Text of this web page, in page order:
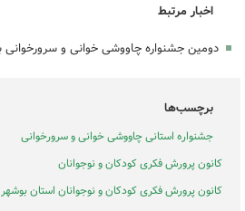
اخبار مرتبط
دومین جشنواره چاووشی خوانی و سرورخوانی
برچسب‌ها
جشنواره استانی چاووشی خوانی و سرورخوانی
کانون پرورش فکری کودکان و نوجوانان
کانون پرورش فکری کودکان و نوجوانان استان بوشهر